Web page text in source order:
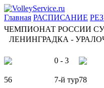
Главная РАСПИСАНИЕ
ЧЕМПИОНАТ РОССИИ
ЛЕНИНГРАДКА -
0 - 3
56 7-й тур78